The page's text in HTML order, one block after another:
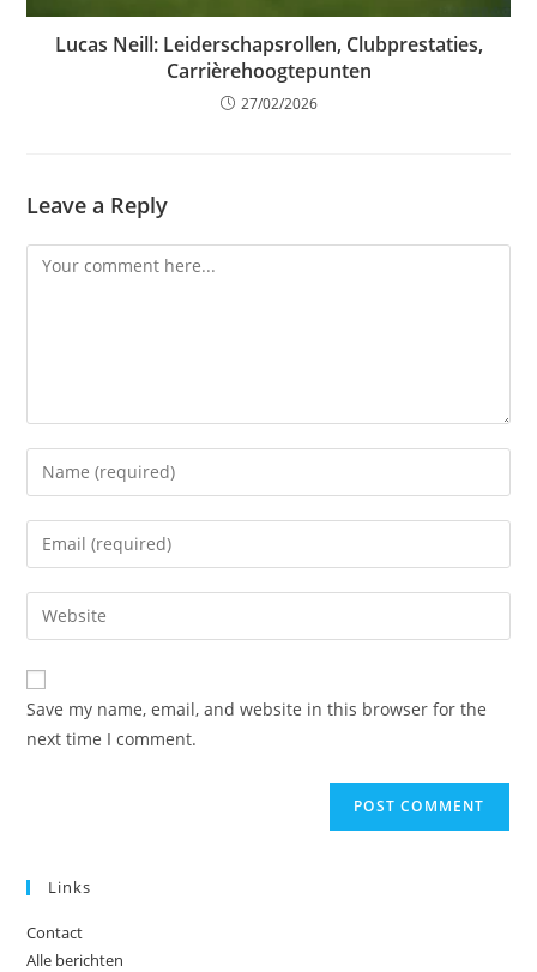
Lucas Neill: Leiderschapsrollen, Clubprestaties,
Carrièrehoogtepunten
27/02/2026
Leave a Reply
Comment
Enter
your
name
comment
Enter
your
email
address
comment
Enter
your
website
URL
(optional)
Save my name, email, and website in this browser for the
next time I comment.
Links
Contact
Alle berichten